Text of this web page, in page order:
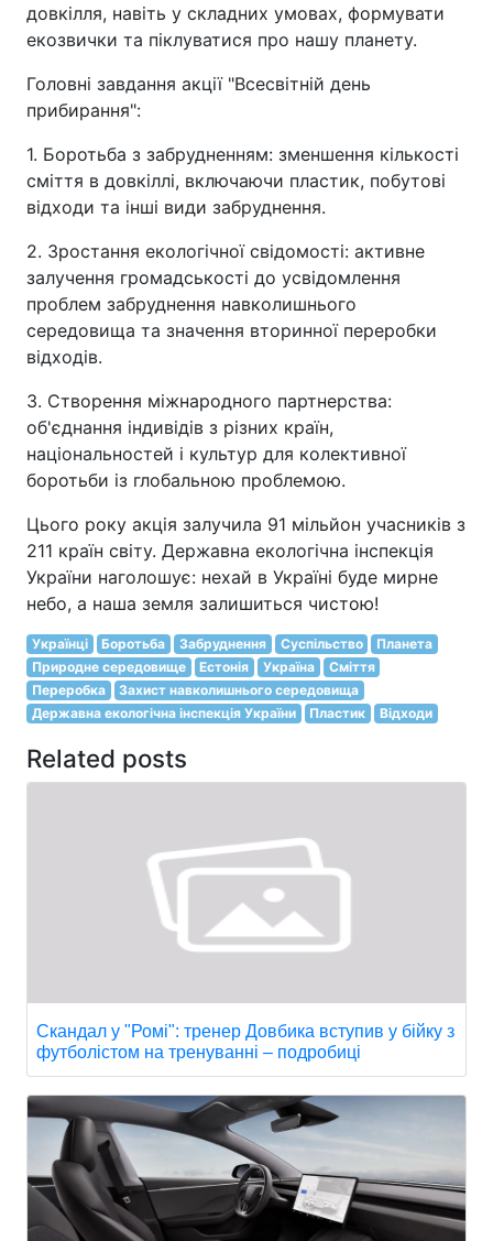
довкілля, навіть у складних умовах, формувати
екозвички та піклуватися про нашу планету.
Головні завдання акції "Всесвітній день
прибирання":
1. Боротьба з забрудненням: зменшення кількості
сміття в довкіллі, включаючи пластик, побутові
відходи та інші види забруднення.
2. Зростання екологічної свідомості: активне
залучення громадськості до усвідомлення
проблем забруднення навколишнього
середовища та значення вторинної переробки
відходів.
3. Створення міжнародного партнерства:
об'єднання індивідів з різних країн,
національностей і культур для колективної
боротьби із глобальною проблемою.
Цього року акція залучила 91 мільйон учасників з
211 країн світу. Державна екологічна інспекція
України наголошує: нехай в Україні буде мирне
небо, а наша земля залишиться чистою!
Українці Боротьба Забруднення Суспільство
Планета
Природне середовище
Естонія Україна
Сміття
Переробка
Захист навколишнього середовища
Державна екологічна інспекція України
Пластик Відходи
Related posts
Скандал у "Ромі": тренер Довбика вступив у бійку з
футболістом на тренуванні – подробиці